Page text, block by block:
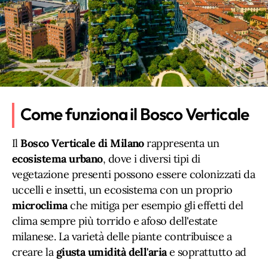
Come funziona il Bosco Verticale
IlBosco Verticale di Milanorappresenta un
ecosistema urbano, dove i diversi tipi di
vegetazione presenti possono essere colonizzati da
uccelli e insetti, un ecosistema con un proprio
microclimache mitiga per esempio gli effetti del
clima sempre più torrido e afoso dell'estate
milanese. La varietà delle piante contribuisce a
creare lagiusta umidità dell'ariae soprattutto ad